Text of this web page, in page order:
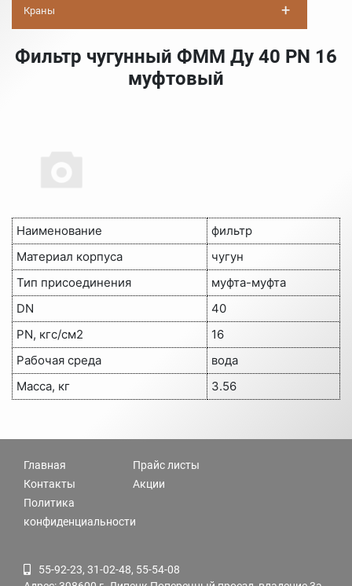
Краны +
Фильтр чугунный ФММ Ду 40 PN 16
муфтовый
Наименование
фильтр
Материал корпуса
чугун
Тип присоединения
муфта-муфта
DN
40
PN, кгс/см2
16
Рабочая среда
вода
Масса, кг
3.56
Главная
Контакты
Политика
конфиденциальности
Прайс листы
Акции
55-92-23, 31-02-48, 55-54-08